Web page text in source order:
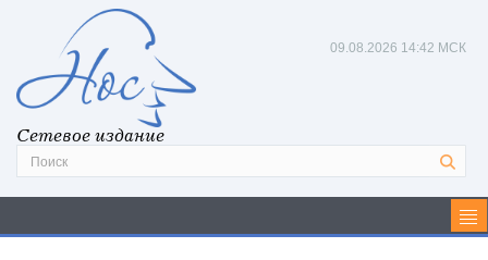
Сетевое издание
09.08.2026 14:42 МСК